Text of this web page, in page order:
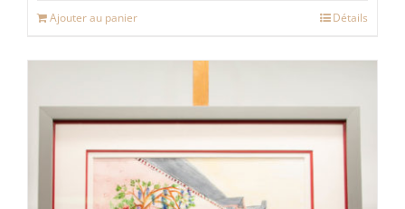
Ajouter au panier Détails